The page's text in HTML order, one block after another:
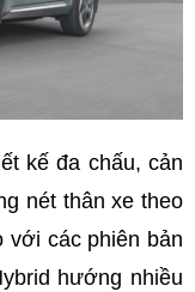
kế đa chấu, cản
nét thân xe theo
với các phiên bản
hướng nhiều